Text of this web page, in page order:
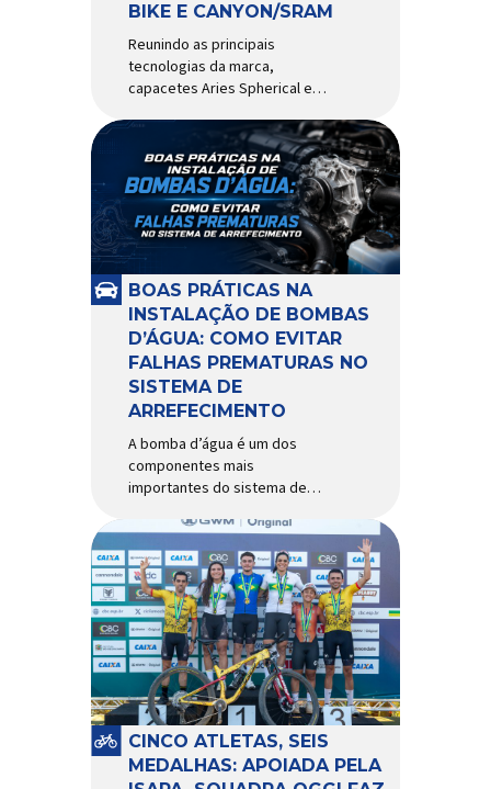
BIKE E CANYON/SRAM
Reunindo as principais
tecnologias da marca,
capacetes Aries Spherical e
ao país com a pintura oficial
utilizada por equipes do World
Tour Patrocinadora de algumas
das principais equipes de
ciclismo do mundo, a Giro é
uma das marcas de capacetes
e acessórios para ciclismo
mais reconhecida no Brasil.
Importada e distribuída […]
BOAS PRÁTICAS NA
INSTALAÇÃO DE BOMBAS
D’ÁGUA: COMO EVITAR
FALHAS PREMATURAS NO
SISTEMA DE
ARREFECIMENTO
A bomba d’água é um dos
componentes mais
importantes do sistema de
garantir a circulação contínua
do líquido de arrefecimento
entre motor, radiador e demais
componentes do sistema,
controlando a temperatura de
operação e evitando
superaquecimentos. Por
trabalhar constantemente
enquanto o motor está em
funcionamento, a bomba
d’água exige não apenas […]
CINCO ATLETAS, SEIS
MEDALHAS: APOIADA PELA